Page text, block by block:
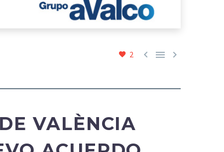
2   
VALÈNCIA